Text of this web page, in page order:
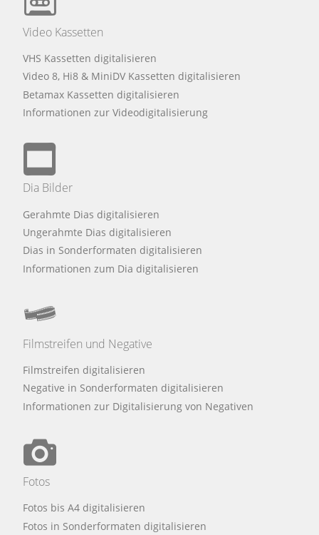
Video Kassetten
VHS Kassetten digitalisieren
Video 8, Hi8 & MiniDV Kassetten digitalisieren
Betamax Kassetten digitalisieren
Informationen zur Videodigitalisierung
Dia Bilder
Gerahmte Dias digitalisieren
Ungerahmte Dias digitalisieren
Dias in Sonderformaten digitalisieren
Informationen zum Dia digitalisieren
Filmstreifen und Negative
Filmstreifen digitalisieren
Negative in Sonderformaten digitalisieren
Informationen zur Digitalisierung von Negativen
Fotos
Fotos bis A4 digitalisieren
Fotos in Sonderformaten digitalisieren